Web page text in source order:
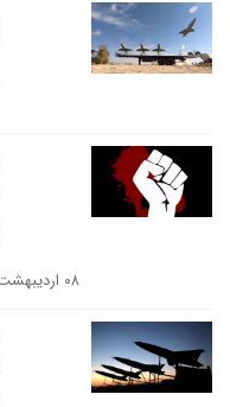
۰۸ اردیبهشت ۱۴۰۳